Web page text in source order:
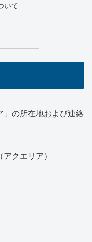
いて
」の所在地および連絡
クエリア）